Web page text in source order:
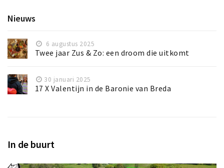
Nieuws
6 augustus 2025
Twee jaar Zus & Zo: een droom die uitkomt
30 januari 2025
17 X Valentijn in de Baronie van Breda
In de buurt